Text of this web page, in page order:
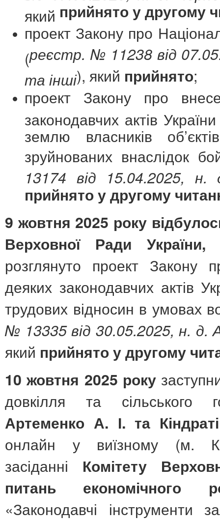
який прийнято у другому
проект Закону про
(реєстр. № 11238 від
та інші), який прийнято;
проект Закону про
законодавчих актів
землю власників
зруйнованих внаслідок
13174 від 15.04.2025,
прийнято у другому
9 жовтня 2025 року
Верховної Ради України,
розглянуто проект Закону
деяких законодавчих актів
трудових відносин в умовах
№ 13335 від 30.05.2025, н. д.
який прийнято у другому
10 жовтня 2025 року
довкілля та сільського
Артеменко А. І. та
онлайн у виїзному (м.
засіданні Комітету
питань економічного
«Законодавчі інструменти